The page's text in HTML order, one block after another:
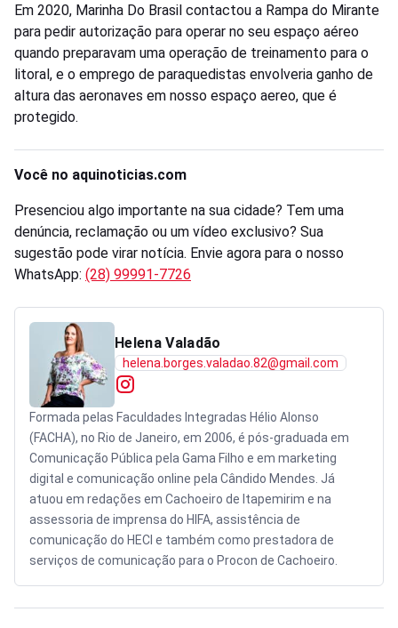
Em 2020, Marinha Do Brasil contactou a Rampa do Mirante
para pedir autorização para operar no seu espaço aéreo
quando preparavam uma operação de treinamento para o
litoral, e o emprego de paraquedistas envolveria ganho de
altura das aeronaves em nosso espaço aereo, que é
protegido.
Você no aquinoticias.com
Presenciou algo importante na sua cidade? Tem uma
denúncia, reclamação ou um vídeo exclusivo? Sua
sugestão pode virar notícia. Envie agora para o nosso
WhatsApp: (28) 99991-7726
Helena Valadão
helena.borges.valadao.82@gmail.com
Formada pelas Faculdades Integradas Hélio Alonso
(FACHA), no Rio de Janeiro, em 2006, é pós-graduada em
Comunicação Pública pela Gama Filho e em marketing
digital e comunicação online pela Cândido Mendes. Já
atuou em redações em Cachoeiro de Itapemirim e na
assessoria de imprensa do HIFA, assistência de
comunicação do HECI e também como prestadora de
serviços de comunicação para o Procon de Cachoeiro.